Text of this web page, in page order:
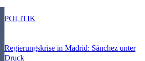
Regierungskrise in Madrid: Sánchez unter
Druck
POLITIK